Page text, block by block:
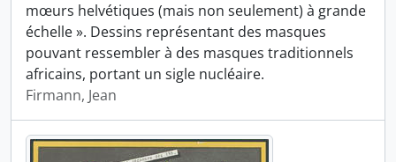
mœurs helvétiques (mais non seulement) à grande
échelle ». Dessins représentant des masques
pouvant ressembler à des masques traditionnels
africains, portant un sigle nucléaire.
Firmann, Jean